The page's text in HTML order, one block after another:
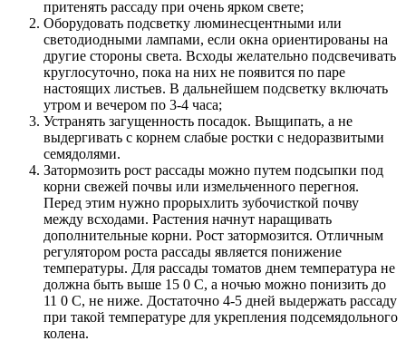
притенять рассаду при очень ярком свете;
Оборудовать подсветку люминесцентными или
светодиодными лампами, если окна ориентированы на
другие стороны света. Всходы желательно подсвечивать
круглосуточно, пока на них не появится по паре
настоящих листьев. В дальнейшем подсветку включать
утром и вечером по 3-4 часа;
Устранять загущенность посадок. Выщипать, а не
выдергивать с корнем слабые ростки с недоразвитыми
семядолями.
Затормозить рост рассады можно путем подсыпки под
корни свежей почвы или измельченного перегноя.
Перед этим нужно прорыхлить зубочисткой почву
между всходами. Растения начнут наращивать
дополнительные корни. Рост затормозится. Отличным
регулятором роста рассады является понижение
температуры. Для рассады томатов днем температура не
должна быть выше 15 0 С, а ночью можно понизить до
11 0 С, не ниже. Достаточно 4-5 дней выдержать рассаду
при такой температуре для укрепления подсемядольного
колена.